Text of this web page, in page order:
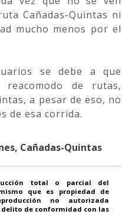
Cañadas-Quintas ni
mucho menos por el
se debe a que
de rutas,
a pesar de eso, no
de esa corrida.
Cañadas-Quintas
total o parcial del
que es propiedad de
no autorizada
de conformidad con las